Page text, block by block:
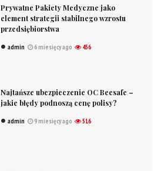
Prywatne Pakiety Medyczne jako
element strategii stabilnego wzrostu
przedsiębiorstwa
admin 6 miesięcy ago 456
Najtańsze ubezpieczenie OC Beesafe –
jakie błędy podnoszą cenę polisy?
admin 9 miesięcy ago 516